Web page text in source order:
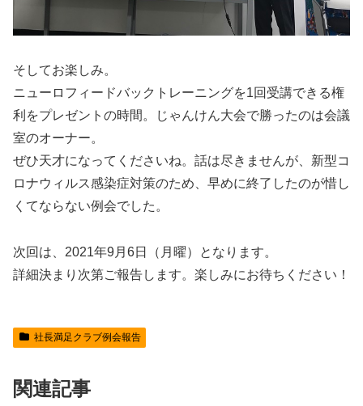
そしてお楽しみ。
ニューロフィードバックトレーニングを1回受講できる権
利をプレゼントの時間。じゃんけん大会で勝ったのは会議
室のオーナー。
ぜひ天才になってくださいね。話は尽きませんが、新型コ
ロナウィルス感染症対策のため、早めに終了したのが惜し
くてならない例会でした。
次回は、2021年9月6日（月曜）となります。
詳細決まり次第ご報告します。楽しみにお待ちください！
社長満足クラブ例会報告
関連記事